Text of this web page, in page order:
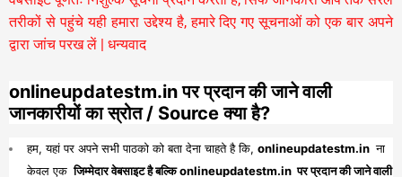
तरीकों से पहुंचे यही हमारा उद्देश्य है, हमारे दिए गए सूचनाओं को एक बार अपने
द्वारा जांच परख लें | धन्यवाद
onlineupdatestm.in पर प्रदान की जाने वाली
जानकारीयों का स्रोत / Source क्या है?
हम, यहां पर अपने सभी पाठको को बता देना चाहते है कि, onlineupdatestm.in ना
केवल एक जिम्मेदार वेबसाइट है बल्कि onlineupdatestm.in पर प्रदान की जाने वाली